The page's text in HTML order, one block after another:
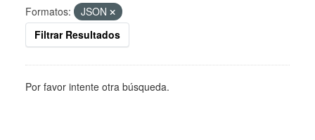
Formatos:
JSON
Filtrar Resultados
Por favor intente otra búsqueda.